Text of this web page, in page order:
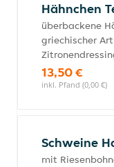
Hähnchen
überbackene
griechischer
13,50 €
inkl. Pfand (0,00 €)
Schweine
mit